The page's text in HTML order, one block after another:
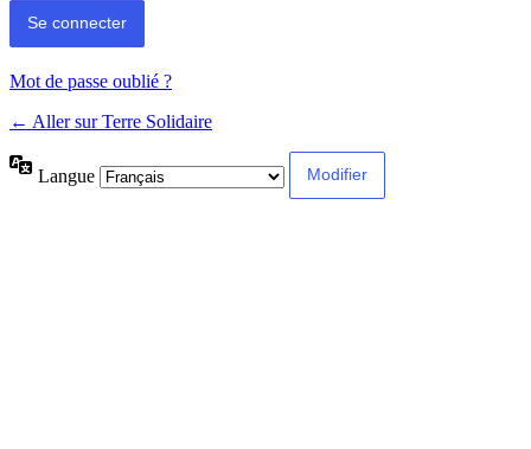
Mot de passe oublié ?
← Aller sur Terre Solidaire
Langue